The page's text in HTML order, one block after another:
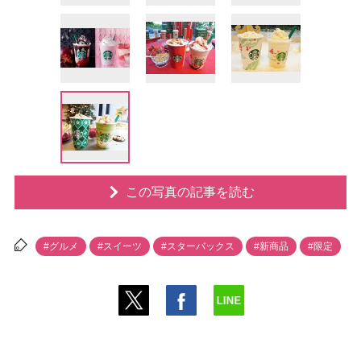
この写真の記事を読む
#グルメ #スイーツ #スターバックス #新商品 #限定